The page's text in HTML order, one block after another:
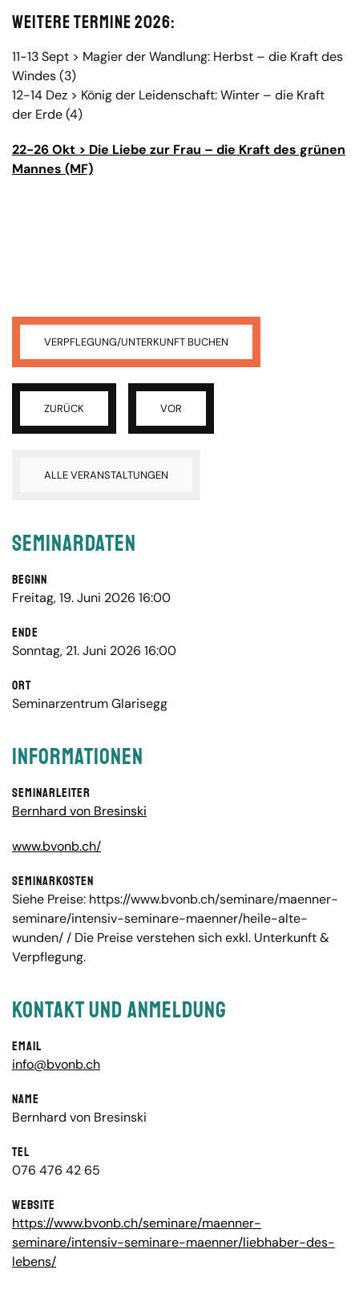
Weitere Termine 2026:
11-13 Sept > Magier der Wandlung: Herbst – die Kraft des
Windes (3)
12-14 Dez > König der Leidenschaft: Winter – die Kraft
der Erde (4)
22-26 Okt > Die Liebe zur Frau – die Kraft des grünen
Mannes (MF)
VERPFLEGUNG/UNTERKUNFT BUCHEN
ZURÜCK VOR
ALLE VERANSTALTUNGEN
Seminardaten
Beginn
Freitag, 19. Juni 2026 16:00
Ende
Sonntag, 21. Juni 2026 16:00
Ort
Seminarzentrum Glarisegg
Informationen
Seminarleiter
Bernhard von Bresinski
www.bvonb.ch/
Seminarkosten
Siehe Preise: https://www.bvonb.ch/seminare/maenner-
seminare/intensiv-seminare-maenner/heile-alte-
wunden/ / Die Preise verstehen sich exkl. Unterkunft &
Verpflegung.
Kontakt und Anmeldung
Email
info@bvonb.ch
Name
Bernhard von Bresinski
Tel
076 476 42 65
Website
https://www.bvonb.ch/seminare/maenner-
seminare/intensiv-seminare-maenner/liebhaber-des-
lebens/